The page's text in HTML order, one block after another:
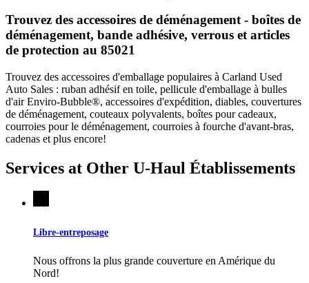
Trouvez des accessoires de déménagement - boîtes de
déménagement, bande adhésive, verrous et articles
de protection au 85021
Trouvez des accessoires d'emballage populaires à Carland Used
Auto Sales : ruban adhésif en toile, pellicule d'emballage à bulles
d'air Enviro-Bubble®, accessoires d'expédition, diables, couvertures
de déménagement, couteaux polyvalents, boîtes pour cadeaux,
courroies pour le déménagement, courroies à fourche d'avant-bras,
cadenas et plus encore!
Services at Other U-Haul Établissements
Libre-entreposage
Nous offrons la plus grande couverture en Amérique du
Nord!